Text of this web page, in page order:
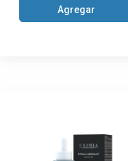
Agregar